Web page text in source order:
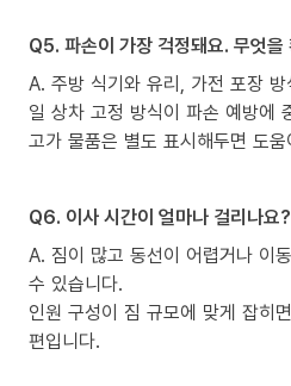
Q5. 파손이 가장 걱정돼요. 무엇을
A. 주방 식기와 유리, 가전 포장
일 상차 고정 방식이 파손 예방에
고가 물품은 별도 표시해두면 도
Q6. 이사 시간이 얼마나 걸리나요?
A. 짐이 많고 동선이 어렵거나 이
수 있습니다.
인원 구성이 짐 규모에 맞게 잡히
편입니다.